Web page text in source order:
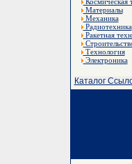
Материалы
Механика
Радиотехника
Ракетная
Технология
Электроника
Каталог